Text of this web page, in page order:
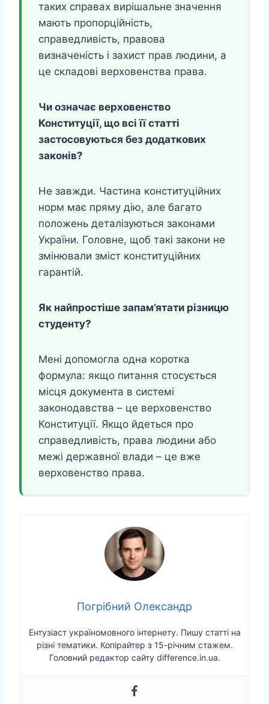
таких справах вирішальне значення
мають пропорційність,
справедливість, правова
визначеність і захист прав людини, а
це складові верховенства права.
Чи означає верховенство
Конституції, що всі її статті
застосовуються без додаткових
законів?
Не завжди. Частина конституційних
норм має пряму дію, але багато
положень деталізуються законами
України. Головне, щоб такі закони не
змінювали зміст конституційних
гарантій.
Як найпростіше запам’ятати різницю
студенту?
Мені допомогла одна коротка
формула: якщо питання стосується
місця документа в системі
законодавства – це верховенство
Конституції. Якщо йдеться про
справедливість, права людини або
межі державної влади – це вже
верховенство права.
Погрібний Олександр
Ентузіаст україномовного інтернету. Пишу статті на
різні тематики. Копірайтер з 15-річним стажем.
Головний редактор сайту difference.in.ua.